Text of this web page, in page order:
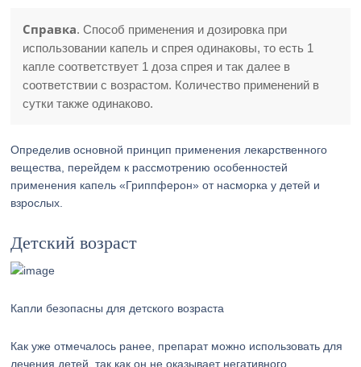
Справка. Способ применения и дозировка при
использовании капель и спрея одинаковы, то есть 1
капле соответствует 1 доза спрея и так далее в
соответствии с возрастом. Количество применений в
сутки также одинаково.
Определив основной принцип применения лекарственного
вещества, перейдем к рассмотрению особенностей
применения капель «Гриппферон» от насморка у детей и
взрослых.
Детский возраст
Капли безопасны для детского возраста
Как уже отмечалось ранее, препарат можно использовать для
лечения детей, так как он не оказывает негативного